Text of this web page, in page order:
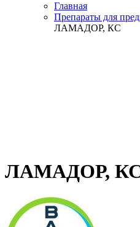
Главная
Препараты для
ЛАМАДОР, КС
ЛАМАДОР,